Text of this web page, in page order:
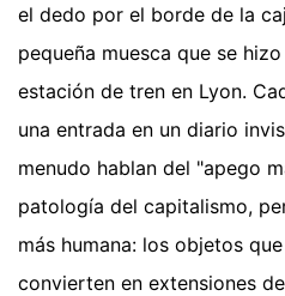
el dedo por el borde de la
pequeña muesca que se
estación de tren en Lyon.
una entrada en un diario
menudo hablan del "apego
patología del capitalismo,
más humana: los objetos
convierten en extensiones